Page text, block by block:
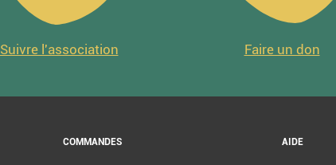
Suivre l'association Faire un don
AIDE
COMMANDES